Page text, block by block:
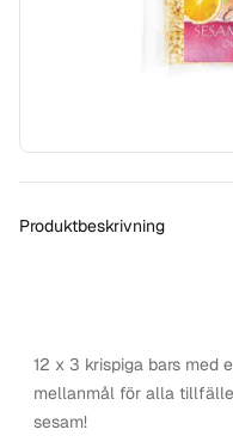
Produktbeskrivning
12 x 3 krispiga bars med
mellanmål för alla
sesam!